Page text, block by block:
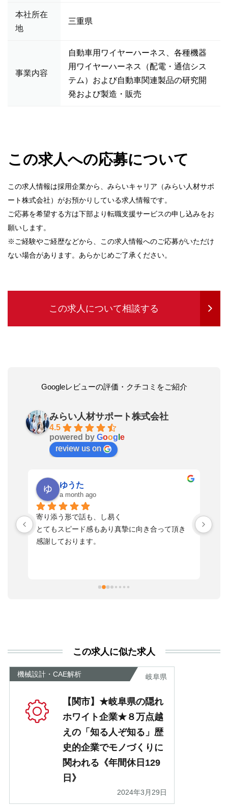
本社所在
地
三重県
事業内容
自動車用ワイヤーハーネス、各種機器
用ワイヤーハーネス（配電・通信シス
テム）および自動車関連製品の研究開
発および製造・販売
この求人への応募について
この求人情報は採用企業から、みらいキャリア（みらい人材サポ
ート株式会社）がお預かりしている求人情報です。
ご応募を希望する方は下部より転職支援サービスの申し込みをお
願いします。
※ご経験やご経歴などから、この求人情報へのご応募がいただけ
ない場合があります。あらかじめご了承ください。
この求人について相談する
Googleレビューの評価・クチコミをご紹介
みらい人材サポート株式会社
4.5
powered by Goog e
review us on
ゆうた
a month ago
寄り添う形で話も、し易く
とてもスピード感もあり真摯に向き合って頂き
感謝しております。
が
この求人に似た求人
機械設計・CAE解析 岐阜県
【関市】★岐阜県の隠れ
ホワイト企業★８万点越
えの「知る人ぞ知る」歴
史的企業でモノづくりに
関われる《年間休日129
日》
2024年3月29日